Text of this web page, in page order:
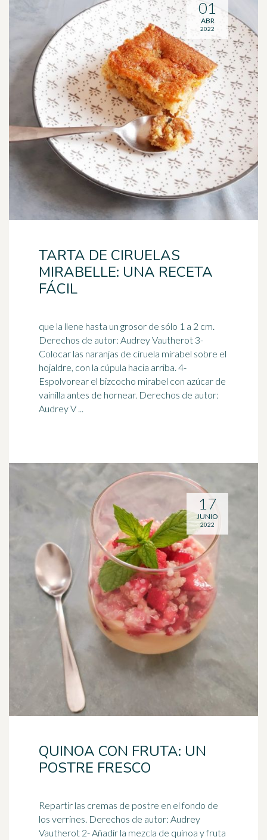
TARTA DE CIRUELAS
MIRABELLE: UNA RECETA
FÁCIL
que la llene hasta un grosor de sólo 1 a 2 cm.
Derechos de autor: Audrey Vautherot 3-
Colocar las naranjas de ciruela mirabel sobre el
hojaldre, con la cúpula hacia arriba. 4-
Espolvorear el bizcocho mirabel con azúcar de
vainilla antes de hornear. Derechos de autor:
Audrey V ...
01
ABR
2022
QUINOA CON FRUTA: UN
POSTRE FRESCO
Repartir las cremas de postre en el fondo de
los verrines. Derechos de autor: Audrey
Vautherot 2- Añadir la mezcla de quinoa y fruta
17
JUNIO
2022